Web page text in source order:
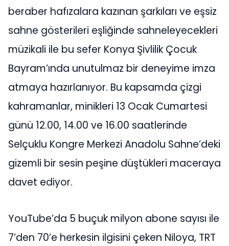
beraber hafızalara kazınan şarkıları ve eşsiz
sahne gösterileri eşliğinde sahneleyecekleri
müzikali ile bu sefer Konya Şivlilik Çocuk
Bayram’ında unutulmaz bir deneyime imza
atmaya hazırlanıyor. Bu kapsamda çizgi
kahramanlar, minikleri 13 Ocak Cumartesi
günü 12.00, 14.00 ve 16.00 saatlerinde
Selçuklu Kongre Merkezi Anadolu Sahne’deki
gizemli bir sesin peşine düştükleri maceraya
davet ediyor.
YouTube’da 5 buçuk milyon abone sayısı ile
7’den 70’e herkesin ilgisini çeken Niloya, TRT